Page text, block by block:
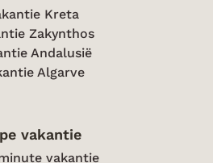
Kreta
Zakynthos
Andalusië
Algarve
vakantie
vakantie